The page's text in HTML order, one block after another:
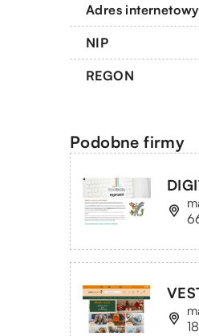
Adres internetowy
NIP
REGON
Podobne firmy
18